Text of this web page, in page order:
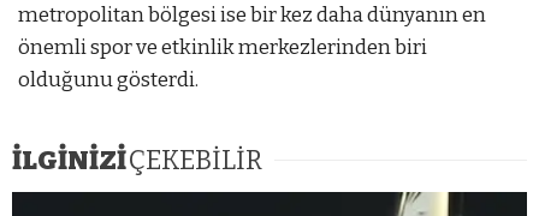
metropolitan bölgesi ise bir kez daha dünyanın en
önemli spor ve etkinlik merkezlerinden biri
olduğunu gösterdi.
İLGİNİZİÇEKEBİLİR